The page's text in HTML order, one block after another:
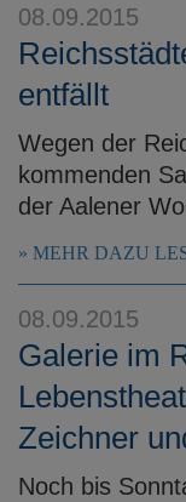
08.09.2015
entfällt
Wegen der
kommenden
der Aalener
MEHR DAZU
08.09.2015
Galerie im
Zeichner
Noch bis